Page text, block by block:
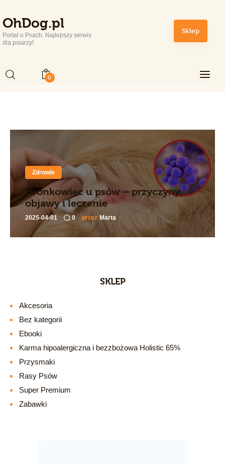
OhDog.pl
Portal o Psach. Najlepszy serwis
dla psiarzy!
Sklep
0
OhDog.pl
Sport
Lifestyle
Zdrowie
Gronkowiec u psów – przyczyny,
objawy i leczenie
2025-04-01 0 przez Marta
SKLEP
Akcesoria
Bez kategorii
Ebooki
Karma hipoalergiczna i bezzbożowa Holistic 65%
Przysmaki
Rasy Psów
Super Premium
Zabawki